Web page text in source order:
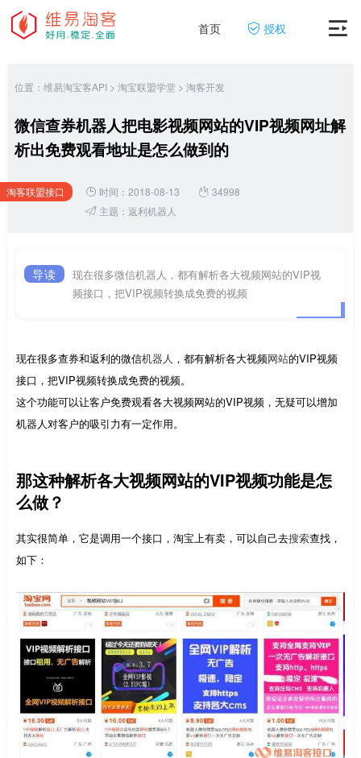
首页 授权
位置： 维易淘宝客API > 淘宝联盟学堂 > 淘客开发
微信查券机器人把电影视频网站的VIP视频网址解
析出免费观看地址是怎么做到的
淘客联盟接口
时间：2018-08-13
34998
主题： 返利机器人
导读
现在很多微信机器人，都有解析各大视频网站的VIP视
频接口，把VIP视频转换成免费的视频
现在很多查券和返利的微信机器人 ，都有解析各大视频网站的VIP视频
接口，把VIP视频转换成免费的视频。
这个功能可以让客户免费观看各大视频网站的VIP视频，无疑可以增加
机器人对客户的吸引力有一定作用。
那这种解析各大视频网站的VIP视频功能是怎
么做？
其实很简单，它是调用一个接口，淘宝上有卖，可以自己去搜索查找，
如下：